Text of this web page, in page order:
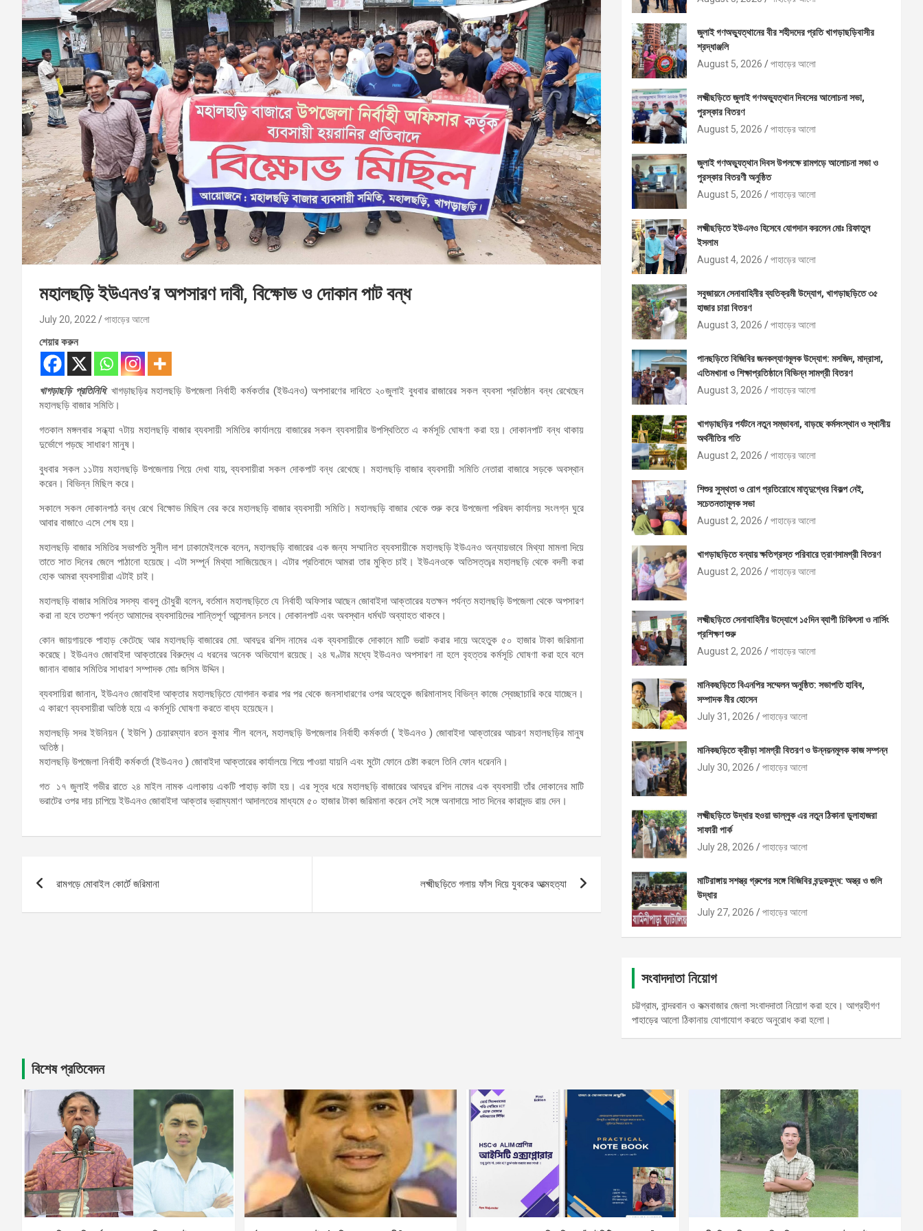
মহালছড়ি ইউএনও’র অপসারণ দাবী, বিক্ষোভ ও দোকান পাট বন্ধ
July 20, 2022 পাহাড়ের আলো
শেয়ার করুন
খাগড়াছড়ি প্রতিনিধি: খাগড়াছড়ির মহালছড়ি উপজেলা নির্বাহী কর্মকর্তার (ইউএনও) অপসারণের দাবিতে ২০জুলাই বুধবার রাজারের সকল ব্যবসা প্রতিষ্ঠান বন্ধ রেখেছেন
মহালছড়ি বাজার সমিতি।
গতকাল মঙ্গলবার সন্ধ্যা ৭টায় মহালছড়ি বাজার ব্যবসায়ী সমিতির কার্যালয়ে বাজারের সকল ব্যবসায়ীর উপস্থিতিতে এ কর্মসূচি ঘোষণা করা হয়। দোকানপাট বন্ধ থাকায়
দুর্ভোগে পড়ছে সাধারণ মানুষ।
বুধবার সকল ১১টায় মহালছড়ি উপজেলায় গিয়ে দেখা যায়, ব্যবসায়ীরা সকল দোকপাট বন্ধ রেখেছে। মহালছড়ি বাজার ব্যবসায়ী সমিতি নেতারা বাজারে সড়কে অবস্থান
করেন। বিভিন্ন মিছিল করে।
সকালে সকল দোকানপাঠ বন্ধ রেখে বিক্ষোভ মিছিল বের করে মহালছড়ি বাজার ব্যবসায়ী সমিতি। মহালছড়ি বাজার থেকে শুরু করে উপজেলা পরিষদ কার্যালয় সংলগ্ন ঘুরে
আবার বাজাওে এসে শেষ হয়।
মহালছড়ি বাজার সমিতির সভাপতি সুনীল দাশ ঢাকামেইলকে বলেন, মহালছড়ি বাজারের এক জন্য সম্মানিত ব্যবসায়ীকে মহালছড়ি ইউএনও অন্যায়ভাবে মিথ্যা মামলা দিয়ে
তাতে সাত দিনের জেলে পাঠানো হয়েছে। এটা সম্পূর্ন মিথ্যা সাজিয়েছেন। এটার প্রতিবাদে আমরা তার মুক্তি চাই। ইউএনওকে অতিসত্ত¡র মহালছড়ি থেকে বদলী করা
হোক আমরা ব্যবসায়ীরা এটাই চাই।
মহালছড়ি বাজার সমিতির সদস্য বাবলু চৌধুরী বলেন, বর্তমান মহালছড়িতে যে নির্বাহী অফিসার আছেন জোবাইদা আক্তারের যতক্ষন পর্যন্ত মহালছড়ি উপজেলা থেকে অপসারণ
করা না হবে ততক্ষণ পর্যন্ত আমাদের ব্যবসায়িদের শান্তিপূর্ণ আন্দোলন চলবে। দোকানপাট এবং অবস্থান ধর্মঘট অব্যাহত থাকবে।
কোন জায়গায়কে পাহাড় কেটেছে আর মহালছড়ি বাজারের মো. আবদুর রশিদ নামের এক ব্যবসায়ীকে দোকানে মাটি ভরাট করার দায়ে অহেতুক ৫০ হাজার টাকা জরিমানা
করেছে। ইউএনও জোবাইদা আক্তারের বিরুদ্ধে এ ধরনের অনেক অভিযোগ রয়েছে। ২৪ ঘণ্টার মধ্যে ইউএনও অপসারণ না হলে বৃহত্তর কর্মসূচি ঘোষণা করা হবে বলে
জানান বাজার সমিতির সাধারণ সম্পাদক মোঃ জসিম উদ্দিন।
ব্যবসায়িরা জানান, ইউএনও জোবাইদা আক্তার মহালছড়িতে যোগদান করার পর পর থেকে জনসাধারণের ওপর অহেতুক জরিমানাসহ বিভিন্ন কাজে স্বেচ্ছাচারি করে যাচ্ছেন।
এ কারণে ব্যবসায়ীরা অতিষ্ঠ হয়ে এ কর্মসূচি ঘোষণা করতে বাধ্য হয়েছেন।
মহালছড়ি সদর ইউনিয়ন ( ইউপি ) চেয়ারম্যান রতন কুমার শীল বলেন, মহালছড়ি উপজেলার নির্বাহী কর্মকর্তা ( ইউএনও ) জোবাইদা আক্তারের আচরণ মহালছড়ির মানুষ
অতিষ্ঠ।
মহালছড়ি উপজেলা নির্বাহী কর্মকর্তা (ইউএনও ) জোবাইদা আক্তারের কার্যালয়ে গিয়ে পাওয়া যায়নি এবং মুটো ফোনে চেষ্টা করলে তিনি ফোন ধরেননি।
গত ১৭ জুলাই গভীর রাতে ২৪ মাইল নামক এলাকায় একটি পাহাড় কাটা হয়। এর সূত্র ধরে মহালছড়ি বাজারের আবদুর রশিদ নামের এক ব্যবসায়ী তাঁর দোকানের মাটি
ভরাটের ওপর দায় চাপিয়ে ইউএনও জোবাইদা আক্তার ভ্রাম্যমাণ আদালতের মাধ্যমে ৫০ হাজার টাকা জরিমানা করেন সেই সঙ্গে অনাদায়ে সাত দিনের কারাদন্ড রায় দেন।
navigation
রামগড়ে মোবাইল কোর্টে জরিমানা লক্ষ্মীছড়িতে গলায় ফাঁস দিয়ে যুবকের আত্মহত্যা
জুলাই গণঅভ্যুত্থানের বীর শহীদদের প্রতি খাগড়াছড়িবাসীর
শ্রদ্ধাঞ্জলি
August 5, 2026
পাহাড়ের আলো
লক্ষ্মীছড়িতে জুলাই গণঅভ্যুত্থান দিবসের আলোচনা সভা,
পুরস্কার বিতরণ
August 5, 2026
পাহাড়ের আলো
জুলাই গণঅভ্যুত্থান দিবস উপলক্ষে রামগড়ে আলোচনা সভা ও
পুরস্কার বিতরণী অনুষ্ঠিত
August 5, 2026
পাহাড়ের আলো
লক্ষ্মীছড়িতে ইউএনও হিসেবে যোগদান করলেন মোঃ রিফাতুল
ইসলাম
August 4, 2026
পাহাড়ের আলো
সবুজায়নে সেনাবাহিনীর ব্যতিক্রমী উদ্যোগ, খাগড়াছড়িতে ৩৫
হাজার চারা বিতরণ
August 3, 2026
পাহাড়ের আলো
পানছড়িতে বিজিবির জনকল্যাণমূলক উদ্যোগ: মসজিদ, মাদ্রাসা,
এতিমখানা ও শিক্ষাপ্রতিষ্ঠানে বিভিন্ন সামগ্রী বিতরণ
August 3, 2026
পাহাড়ের আলো
খাগড়াছড়ির পর্যটনে নতুন সম্ভাবনা, বাড়ছে কর্মসংস্থান ও স্থানীয়
অর্থনীতির গতি
August 2, 2026
পাহাড়ের আলো
শিশুর সুস্থতা ও রোগ প্রতিরোধে মাতৃদুগ্ধের বিকল্প নেই,
সচেতনতামূলক সভা
August 2, 2026
পাহাড়ের আলো
খাগড়াছড়িতে বন্যায় ক্ষতিগ্রস্ত পরিবারে ত্রাণসামগ্রী বিতরণ
August 2, 2026
পাহাড়ের আলো
লক্ষ্মীছড়িতে সেনাবাহিনীর উদ্যোগে ১৫দিন ব্যাপী চিকিৎসা ও নার্সিং
প্রশিক্ষণ শুরু
August 2, 2026
পাহাড়ের আলো
মানিকছড়িতে বিএনপির সম্মেলন অনুষ্ঠিত: সভাপতি হাবিব,
সম্পাদক মীর হোসেন
July 31, 2026
পাহাড়ের আলো
মানিকছড়িতে ক্রীড়া সামগ্রী বিতরণ ও উন্নয়নমূলক কাজ সম্পন্ন
July 30, 2026
পাহাড়ের আলো
লক্ষ্মীছড়িতে উদ্ধার হওয়া ভাল্লুক এর নতুন ঠিকানা ডুলাহাজরা
সাফারী পার্ক
July 28, 2026
পাহাড়ের আলো
মাটিরাঙ্গায় সশস্ত্র গ্রুপের সঙ্গে বিজিবির বন্দুকযুদ্ধ: অস্ত্র ও গুলি
উদ্ধার
July 27, 2026
পাহাড়ের আলো
সংবাদদাতা নিয়োগ
চট্টগ্রাম, বান্দরবান ও কক্মবাজার জেলা সংবাদদাতা নিয়োগ করা হবে। আগ্রহীগণ
পাহাড়ের আলো ঠিকানায় যোগাযোগ করতে অনুরোধ করা হলো।
বিশেষ প্রতিবেদন